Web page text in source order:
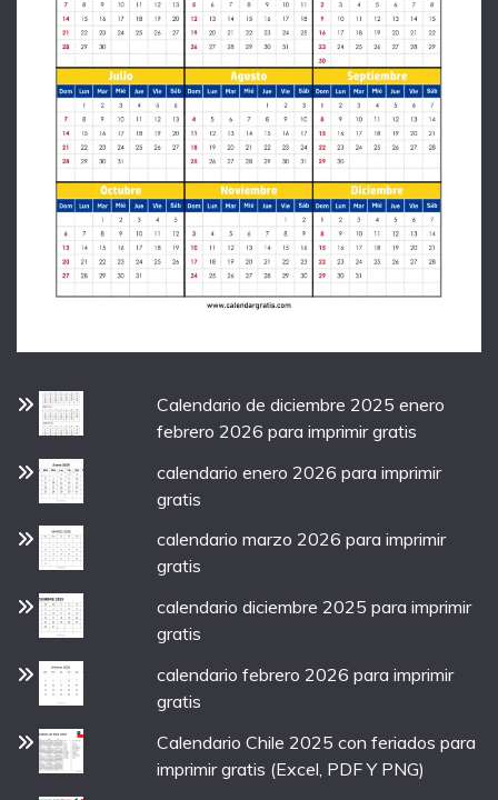
Calendario de diciembre 2025 enero
febrero 2026 para imprimir gratis
calendario enero 2026 para imprimir
gratis
calendario marzo 2026 para imprimir
gratis
calendario diciembre 2025 para imprimir
gratis
calendario febrero 2026 para imprimir
gratis
Calendario Chile 2025 con feriados para
imprimir gratis (Excel, PDF Y PNG)